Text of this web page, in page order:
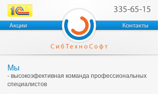
Мы
- высокоэфективная команда профессиональных
специалистов